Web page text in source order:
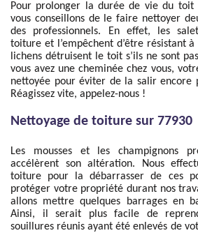
Pour prolonger la durée de vie du toit
vous conseillons de le faire nettoyer
des professionnels. En effet, les
toiture et l’empêchent d’être résistant à
lichens détruisent le toit s’ils ne sont
vous avez une cheminée chez vous,
nettoyée pour éviter de la salir encore
Réagissez vite, appelez-nous !
Nettoyage de toiture sur 77930
Les mousses et les champignons
accélèrent son altération. Nous
toiture pour la débarrasser de ces
protéger votre propriété durant nos
allons mettre quelques barrages en
Ainsi, il serait plus facile de
souillures réunis ayant été enlevés de